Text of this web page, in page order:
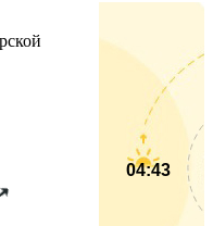
04:43